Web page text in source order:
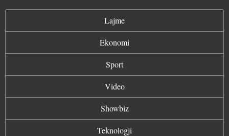
Lajme
Ekonomi
Sport
Video
Showbiz
Teknologji